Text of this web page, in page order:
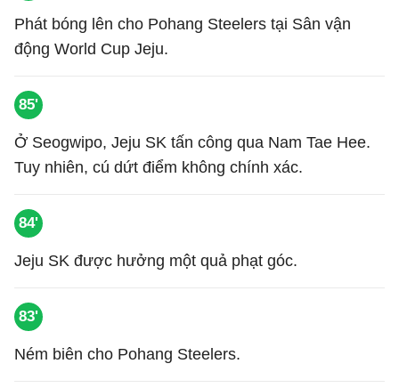
Phát bóng lên cho Pohang Steelers tại Sân vận
động World Cup Jeju.
85'
Ở Seogwipo, Jeju SK tấn công qua Nam Tae Hee.
Tuy nhiên, cú dứt điểm không chính xác.
84'
Jeju SK được hưởng một quả phạt góc.
83'
Ném biên cho Pohang Steelers.